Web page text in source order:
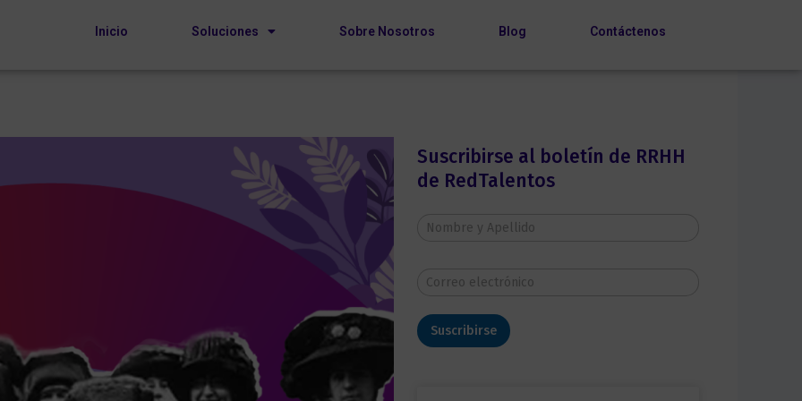
Inicio Soluciones Sobre Nosotros Blog Contáctenos
Suscribirse al boletín de RRHH
de RedTalentos
A
p
r
e
Suscribirse